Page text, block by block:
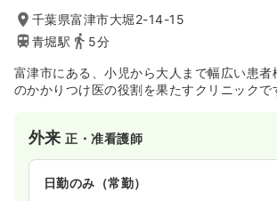
千葉県富津市大堀2-14-15
青堀駅
5分
富津市にある、小児から大人まで幅広い患者
のかかりつけ医の役割を果たすクリニックで
外来正・准看護師
日勤のみ（常勤）